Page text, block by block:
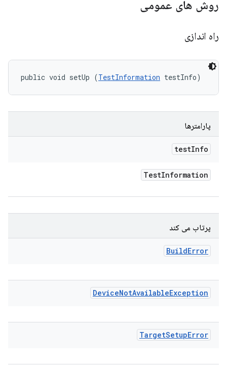
روش های عمومی
راه اندازی
public void setUp (TestInformation testInfo)
پارامترها
testInfo
TestInformation
پرتاب می کند
BuildError
DeviceNotAvailableException
TargetSetupError